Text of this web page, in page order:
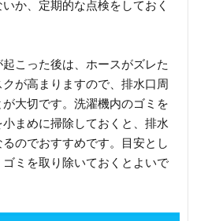
か、定期的な点検をしておく
こった後は、ホースがズレた
が高まりますので、排水口周
大切です。洗濯機内のゴミを
まめに掃除しておくと、排水
のでおすすめです。目安とし
ミを取り除いておくとよいで